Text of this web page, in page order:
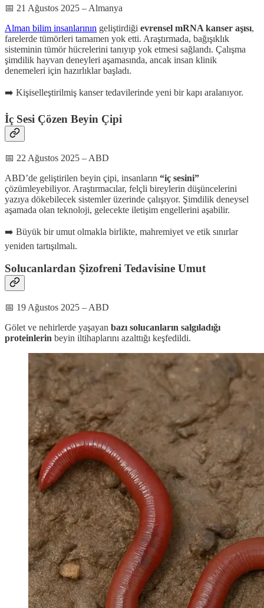
📅 21 Ağustos 2025 – Almanya
Alman bilim insanlarının geliştirdiği evrensel mRNA kanser aşısı,
farelerde tümörleri tamamen yok etti. Araştırmada, bağışıklık
sisteminin tümör hücrelerini tanıyıp yok etmesi sağlandı. Çalışma
şimdilik hayvan deneyleri aşamasında, ancak insan klinik
denemeleri için hazırlıklar başladı.
➡️ Kişiselleştirilmiş kanser tedavilerinde yeni bir kapı aralanıyor.
İç Sesi Çözen Beyin Çipi
📅 22 Ağustos 2025 – ABD
ABD’de geliştirilen beyin çipi, insanların “iç sesini”
çözümleyebiliyor. Araştırmacılar, felçli bireylerin düşüncelerini
yazıya dökebilecek sistemler üzerinde çalışıyor. Şimdilik deneysel
aşamada olan teknoloji, gelecekte iletişim engellerini aşabilir.
➡️ Büyük bir umut olmakla birlikte, mahremiyet ve etik sınırlar
yeniden tartışılmalı.
Solucanlardan Şizofreni Tedavisine Umut
📅 19 Ağustos 2025 – ABD
Gölet ve nehirlerde yaşayan bazı solucanların salgıladığı
proteinlerin beyin iltihaplarını azalttığı keşfedildi.